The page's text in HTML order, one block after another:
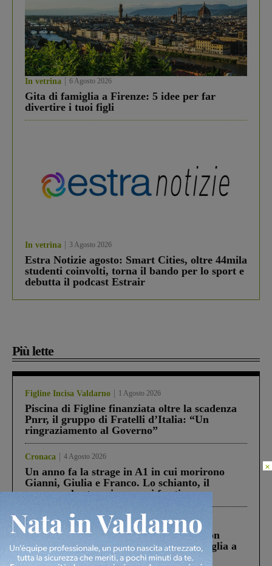
In vetrina 6 Agosto 2026
Gita di famiglia a Firenze: 5 idee per far
divertire i tuoi figli
In vetrina 3 Agosto 2026
Estra Notizie agosto: Smart Cities, oltre 44mila
studenti coinvolti, torna il bando per lo sport e
debutta il podcast Estrair
Più lette
Figline Incisa Valdarno 1 Agosto 2026
Piscina di Figline finanziata oltre la scadenza
Pnrr, il gruppo di Fratelli d’Italia: “Un
ringraziamento al Governo”
Cronaca 4 Agosto 2026
Un anno fa la strage in A1 in cui morirono
Gianni, Giulia e Franco. Lo schianto, il
processo, lo stop ai sorpassi fra tir....
Cronaca 3 Agosto 2026
Scomparso da una struttura di Castiglion
Fiorentino l’uomo che aveva ucciso la figlia a
Levane nel 2020
×